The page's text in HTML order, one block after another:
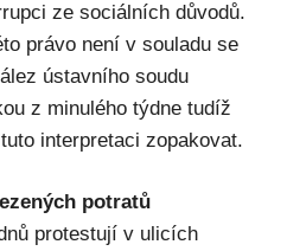
ze sociálních důvodů.
právo není v souladu se
ústavního soudu
z minulého týdne tudíž
interpretaci zopakovat.
potratů
protestují v ulicích